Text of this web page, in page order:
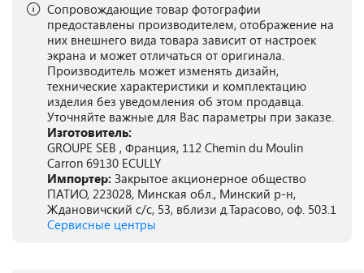
Сопровождающие товар фотографии
предоставлены производителем, отображение на
них внешнего вида товара зависит от настроек
экрана и может отличаться от оригинала.
Производитель может изменять дизайн,
технические характеристики и комплектацию
изделия без уведомления об этом продавца.
Уточняйте важные для Вас параметры при заказе.
Изготовитель:
GROUPE SEB , Франция, 112 Chemin du Moulin
Carron 69130 ECULLY
Импортер: Закрытое акционерное общество
ПАТИО, 223028, Минская обл., Минский р-н,
Ждановичский с/с, 53, вблизи д.Тарасово, оф. 503.1
Сервисные центры